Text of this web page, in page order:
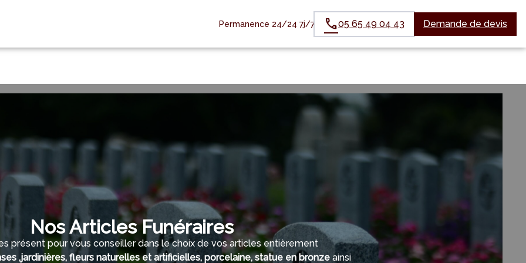
Permanence 24/24 7j/7 05 65 49 04 43 Demande de devis
Nos Articles Funéraires
présent pour vous conseiller dans le choix de vos articles entièrement
,jardinières, fleurs naturelles et artificielles, porcelaine, statue en bronzeainsi